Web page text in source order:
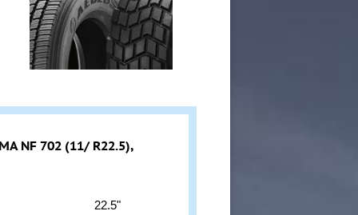
NF 702 (11/ R22.5),
22.5"